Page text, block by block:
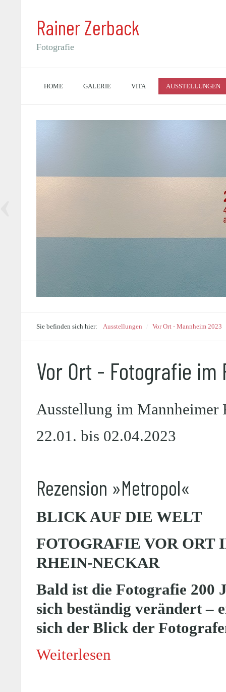
Rainer Zerback
Fotografie
HOME GALERIE VITA AUSSTELLUNGEN
Sie befinden sich hier: Ausstellungen Vor Ort - Mannheim 2023
Vor Ort - Fotografie
Ausstellung im Mannheimer
22.01. bis 02.04.2023
Rezension »Metropol«
BLICK AUF DIE WELT
FOTOGRAFIE VOR ORT
RHEIN-NECKAR
Bald ist die Fotografie 200
sich beständig verändert –
sich der Blick der
Weiterlesen